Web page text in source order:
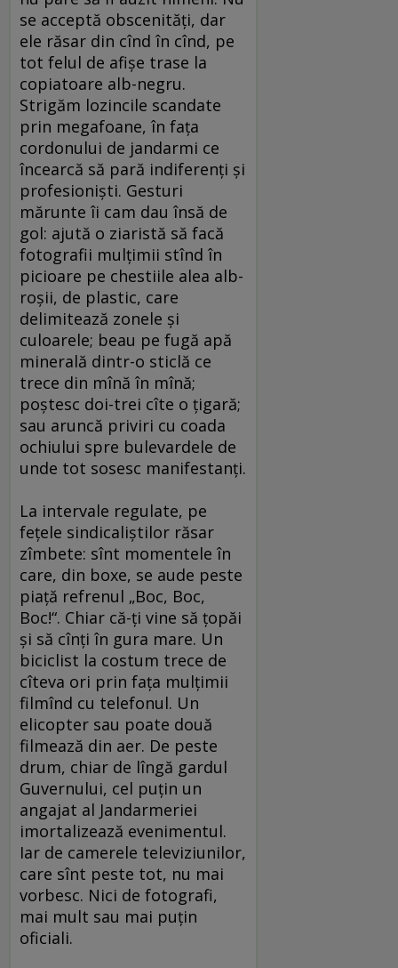
se acceptă obscenităţi, dar
ele răsar din cînd în cînd, pe
tot felul de afişe trase la
copiatoare alb-negru.
Strigăm lozincile scandate
prin megafoane, în faţa
cordonului de jandarmi ce
încearcă să pară indiferenţi şi
profesionişti. Gesturi
mărunte îi cam dau însă de
gol: ajută o ziaristă să facă
fotografii mulţimii stînd în
picioare pe chestiile alea alb-
roşii, de plastic, care
delimitează zonele şi
culoarele; beau pe fugă apă
minerală dintr-o sticlă ce
trece din mînă în mînă;
poştesc doi-trei cîte o ţigară;
sau aruncă priviri cu coada
ochiului spre bulevardele de
unde tot sosesc manifestanţi.
La intervale regulate, pe
feţele sindicaliştilor răsar
zîmbete: sînt momentele în
care, din boxe, se aude peste
piaţă refrenul „Boc, Boc,
Boc!“. Chiar că-ţi vine să ţopăi
şi să cînţi în gura mare. Un
biciclist la costum trece de
cîteva ori prin faţa mulţimii
filmînd cu telefonul. Un
elicopter sau poate două
filmează din aer. De peste
drum, chiar de lîngă gardul
Guvernului, cel puţin un
angajat al Jandarmeriei
imortalizează evenimentul.
Iar de camerele televiziunilor,
care sînt peste tot, nu mai
vorbesc. Nici de fotografi,
mai mult sau mai puţin
oficiali.